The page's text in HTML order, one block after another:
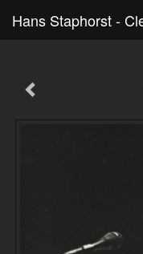
Hans Staphorst -